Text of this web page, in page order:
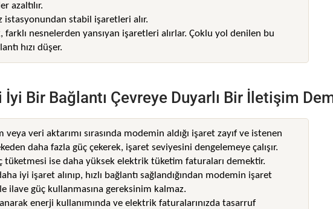
azaltılır.
stabil işaretleri alır.
nesnelerden yansıyan işaretleri alırlar. Çoklu yol denilen bu
hızı düşer.
İyi Bir Bağlantı Çevreye Duyarlı Bir İletişim
veya veri aktarımı sırasında modemin aldığı işaret zayıf ve istenen
daha fazla güç çekerek, işaret seviyesini dengelemeye çalışır.
tüketmesi ise daha yüksek elektrik tüketim faturaları demektir.
iyi işaret alınıp, hızlı bağlantı sağlandığından modemin işaret
ilave güç kullanmasına gereksinim kalmaz.
enerji kullanımında ve elektrik faturalarınızda tasarruf